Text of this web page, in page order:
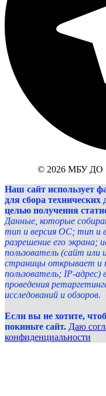
© 2026 МБУ ДО
Наш сайт использует
для сбора технических
целью получения
Данные, которые
тип и версия ОС; тип и
разрешение его экрана;
пользователь (сайт или
страницы открывает и
пользователь; IP-адрес)
проведения
исследований и обзоров.
Если вы не хотите,
покиньте сайт. Даю
конфиденциальности